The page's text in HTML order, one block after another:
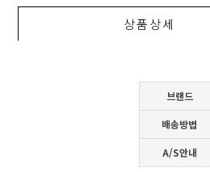
상품상세
브랜드
배송방법
A/S안내